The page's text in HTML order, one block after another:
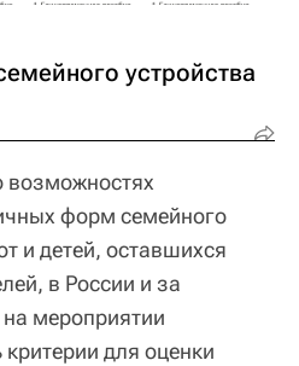
устройства
возможностях
форм семейного
и детей, оставшихся
в России и за
мероприятии
критерии для оценки